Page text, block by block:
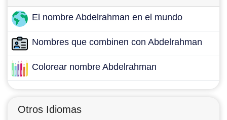
El nombre Abdelrahman en el mundo
Nombres que combinen con Abdelrahman
Colorear nombre Abdelrahman
Otros Idiomas